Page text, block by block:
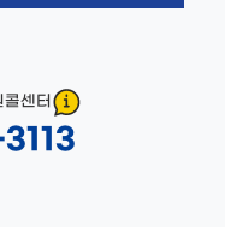
센터